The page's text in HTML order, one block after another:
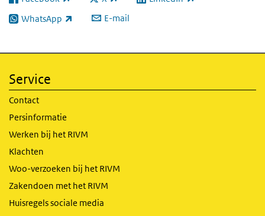
WhatsApp
(externe link) E-mail
Service
Contact
Persinformatie
Werken bij het RIVM
Klachten
Woo-verzoeken bij het RIVM
Zakendoen met het RIVM
Huisregels sociale media